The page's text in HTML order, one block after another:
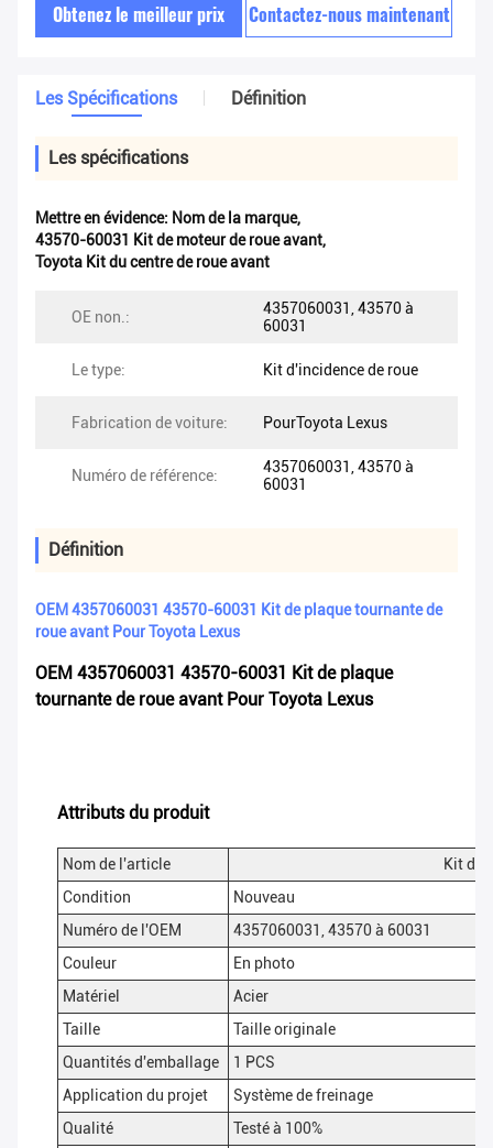
Obtenez le meilleur prix Contactez-nous maintenant
Les Spécifications Définition
Les spécifications
Mettre en évidence: Nom de la marque,
43570-60031 Kit de moteur de roue avant,
Toyota Kit du centre de roue avant
OE non.:
4357060031, 43570 à
60031
Le type: Kit d'incidence de roue
Fabrication de voiture: PourToyota Lexus
Numéro de référence:
4357060031, 43570 à
60031
Définition
OEM 4357060031 43570-60031 Kit de plaque tournante de
roue avant Pour Toyota Lexus
OEM 4357060031 43570-60031 Kit de plaque
tournante de roue avant Pour Toyota Lexus
Attributs du produit
Nom de l'article
Kit de
Condition
Nouveau
Numéro de l'OEM
4357060031, 43570 à 60031
Couleur
En photo
Matériel
Acier
Taille
Taille originale
Quantités d'emballage
1 PCS
Application du projet
Système de freinage
Qualité
Testé à 100%